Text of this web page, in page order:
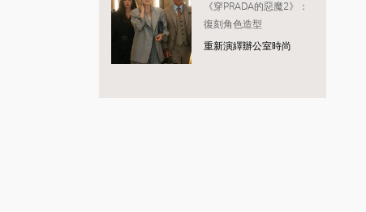
《穿PRADA的惡魔2》：
復刻角色造型
重新演繹辦公室時尚